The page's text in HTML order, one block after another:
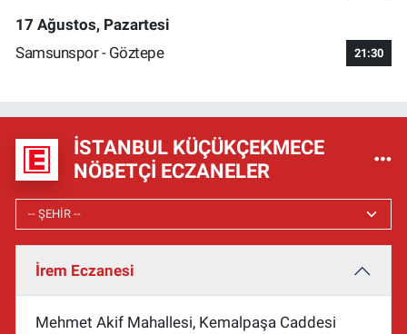
17 Ağustos, Pazartesi
Samsunspor - Göztepe
21:30
İSTANBUL KÜÇÜKÇEKMECE
NÖBETÇI ECZANELER
İrem Eczanesi
Mehmet Akif Mahallesi, Kemalpaşa Caddesi